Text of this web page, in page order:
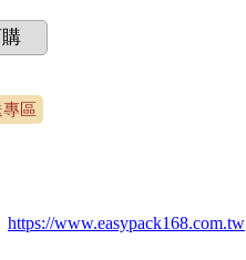
區
https://www.easypack168.com.tw